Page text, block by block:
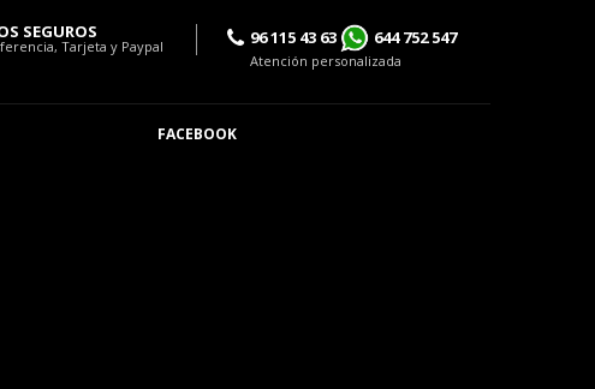
SEGUROS
Tarjeta y Paypal 96 115 43 63 644 752 547
Atención personalizada
FACEBOOK